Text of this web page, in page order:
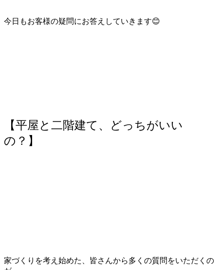
今日もお客様の疑問にお答えしていきます😊
【平屋と二階建て、どっちがいい
の？】
家づくりを考え始めた、皆さんから多くの質問をいただくの